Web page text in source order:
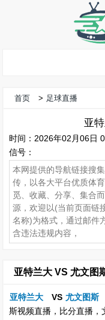
首页 > 足球直播
亚
时间：2026年02月06日
信号：
本网提供的导航链接搜
传，以各大平台优质体
觅、收藏、分享、集合
源，欢迎以(当前页面链
名称)为格式，通过邮件
含违法违规内容，
亚特兰大 VS 尤文图
亚特兰大 VS 尤文图斯
斯视频直播，比分直播，